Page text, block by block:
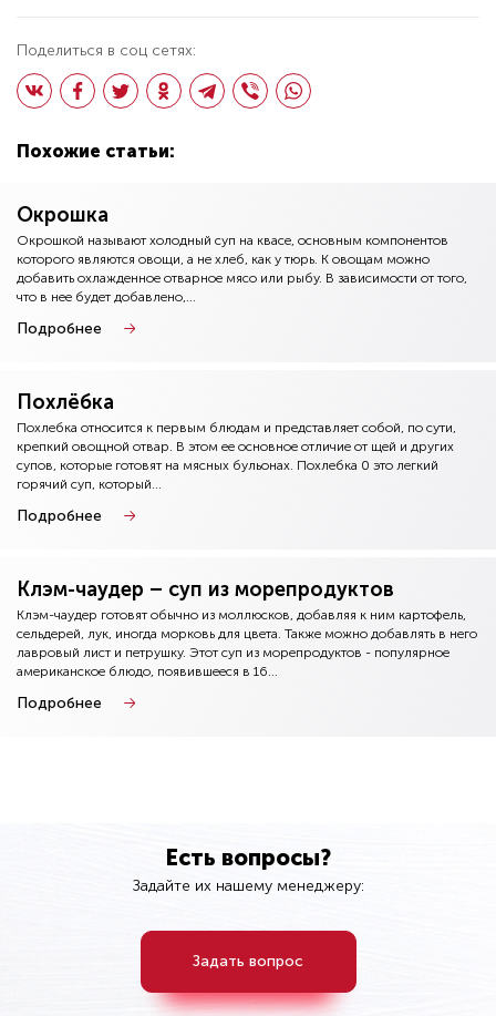
Поделиться в соц сетях:
Похожие статьи:
Окрошка
Окрошкой называют холодный суп на квасе, основным компонентов
которого являются овощи, а не хлеб, как у тюрь. К овощам можно
добавить охлажденное отварное мясо или рыбу. В зависимости от того,
что в нее будет добавлено,...
Подробнее
Похлёбка
Похлебка относится к первым блюдам и представляет собой, по сути,
крепкий овощной отвар. В этом ее основное отличие от щей и других
супов, которые готовят на мясных бульонах. Похлебка 0 это легкий
горячий суп, который...
Подробнее
Клэм-чаудер – суп из морепродуктов
Клэм-чаудер готовят обычно из моллюсков, добавляя к ним картофель,
сельдерей, лук, иногда морковь для цвета. Также можно добавлять в него
лавровый лист и петрушку. Этот суп из морепродуктов - популярное
американское блюдо, появившееся в 16...
Подробнее
Есть вопросы?
Задайте их нашему менеджеру:
Задать вопрос